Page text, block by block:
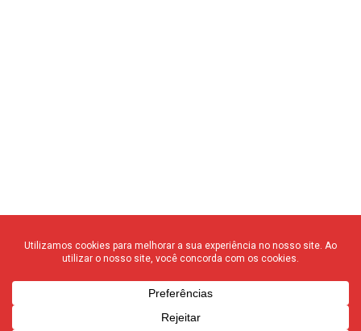
© 2020 F3 Notícias – Todos os direitos reservados